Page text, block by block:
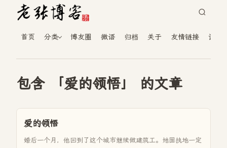
首页 分类 博友圈 微语 归档 关于 友情链接 读者
包含 「爱的领悟」 的文章
爱的领悟
婚后一个月，他回到了这个城市继续做建筑工。她固执地一定